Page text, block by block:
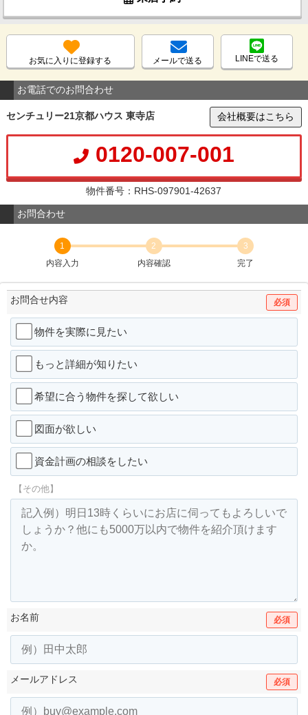
お気に入りに登録する メールで送る LINEで送る
お電話でのお問合わせ
センチュリー21京都ハウス 東寺店 会社概要はこちら
0120-007-001
物件番号：RHS-097901-42637
お問合わせ
1
内容入力
2
内容確認
3
完了
お問合せ内容 必須
物件を実際に見たい
もっと詳細が知りたい
希望に合う物件を探して欲しい
図面が欲しい
資金計画の相談をしたい
【その他】
お名前 必須
メールアドレス 必須